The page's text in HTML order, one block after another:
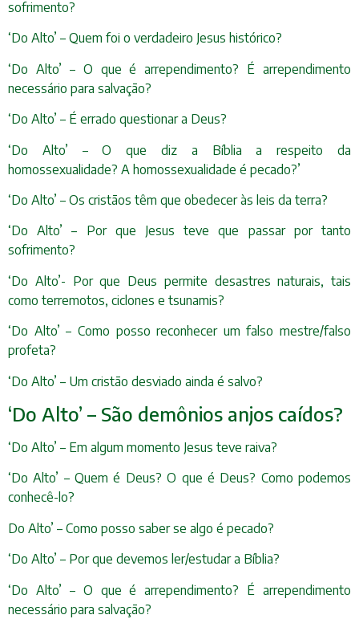
sofrimento?
‘Do Alto’ – Quem foi o verdadeiro Jesus histórico?
‘Do Alto’ – O que é arrependimento? É arrependimento
necessário para salvação?
‘Do Alto’ – É errado questionar a Deus?
‘Do Alto’ – O que diz a Bíblia a respeito da
homossexualidade? A homossexualidade é pecado?’
‘Do Alto’ – Os cristãos têm que obedecer às leis da terra?
‘Do Alto’ – Por que Jesus teve que passar por tanto
sofrimento?
‘Do Alto’- Por que Deus permite desastres naturais, tais
como terremotos, ciclones e tsunamis?
‘Do Alto’ – Como posso reconhecer um falso mestre/falso
profeta?
‘Do Alto’ – Um cristão desviado ainda é salvo?
‘Do Alto’ – São demônios anjos caídos?
‘Do Alto’ – Em algum momento Jesus teve raiva?
‘Do Alto’ – Quem é Deus? O que é Deus? Como podemos
conhecê-lo?
Do Alto’ – Como posso saber se algo é pecado?
‘Do Alto’ – Por que devemos ler/estudar a Bíblia?
‘Do Alto’ – O que é arrependimento? É arrependimento
necessário para salvação?